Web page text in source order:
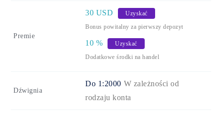
Premie
30 USD
Uzyskać
Bonus powitalny za pierwszy depozyt
10 %
Uzyskać
Dodatkowe środki na handel
Dźwignia
Do 1:2000 W zależności od
rodzaju konta